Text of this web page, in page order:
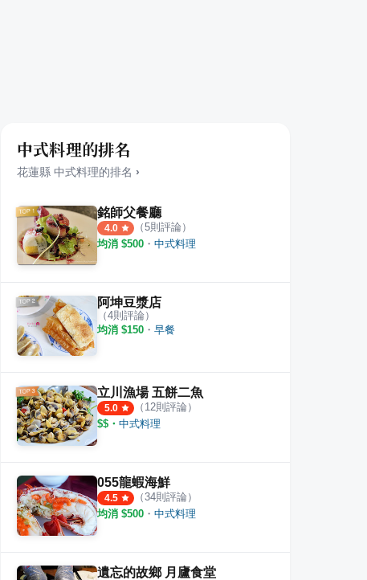
中式料理的排名
花蓮縣 中式料理的排名 ›
銘師父餐廳
4.0 （5則評論）
均消 $500 ・ 中式料理
阿坤豆漿店
（4則評論）
均消 $150 ・ 早餐
立川漁場 五餅二魚
5.0 （ 12則評論）
$$ ・ 中式料理
055龍蝦海鮮
4.5 （34則評論）
均消 $500 ・ 中式料理
遺忘的故鄉 月廬食堂